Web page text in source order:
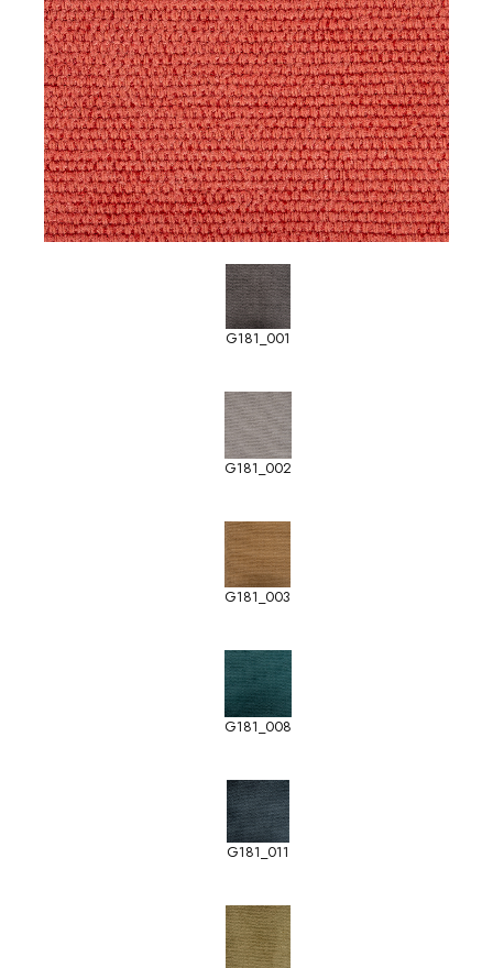
G181_001
G181_002
G181_003
G181_008
G181_011